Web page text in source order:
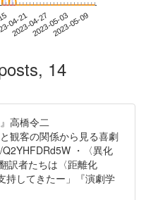
04-21
2023-04-272023-05-032023-05-09
14
高橋令二
観客の関係から見る喜劇
・〈異化
訳者たちは〈距離化
持してきたー」『演劇学